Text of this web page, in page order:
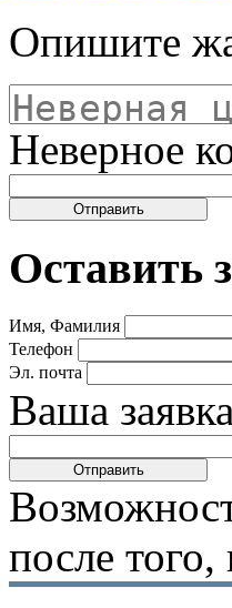
Опишите
Неверное
Оставить
Имя, Фамилия
Телефон
Эл. почта
Ваша заявка
после